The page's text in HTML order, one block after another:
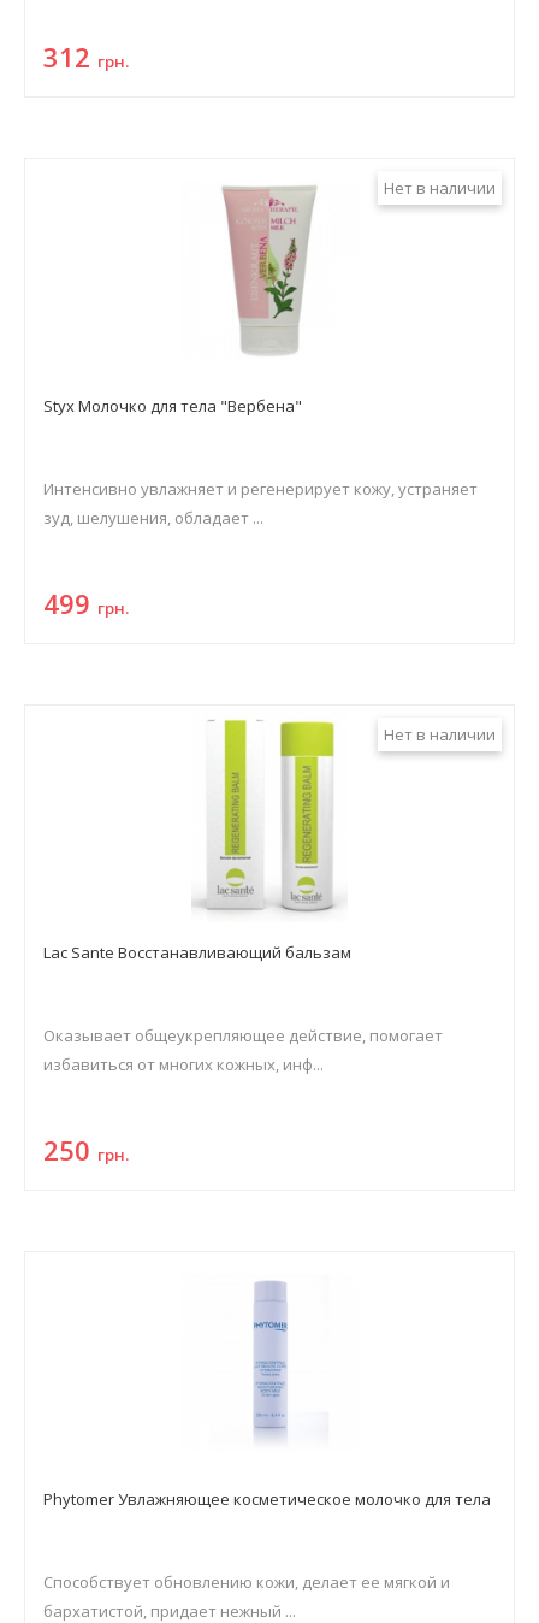
312 грн.
Нет в наличии
Styx Молочко для тела "Вербена"
Интенсивно увлажняет и регенерирует кожу, устраняет
зуд, шелушения, обладает ...
499 грн.
Нет в наличии
Lac Sante Восстанавливающий бальзам
Оказывает общеукрепляющее действие, помогает
избавиться от многих кожных, инф...
250 грн.
Phytomer Увлажняющее косметическое молочко для тела
Способствует обновлению кожи, делает ее мягкой и
бархатистой, придает нежный ...